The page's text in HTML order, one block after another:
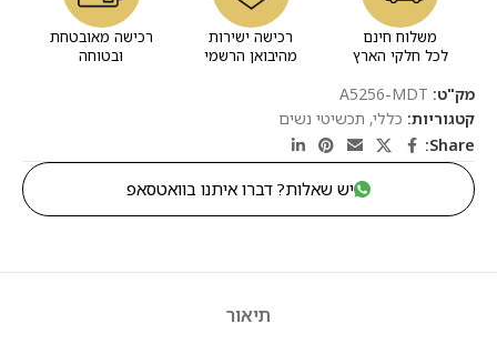
משלוח חינם
לכל חלקי הארץ
רכישה ישירות
מהיבואן הרשמי
רכישה מאובטחת
ובטוחה
מק"ט: A5256-MDT
קטגוריות: כללי, תכשיטי נשים
Share:
יש שאלות? דברו איתנו בוואטסאפ
תיאור